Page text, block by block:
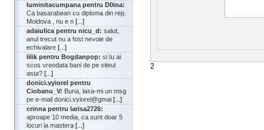
luminitacumpana pentru D0ina:
Ca basarabean cu diploma din rep.
Moldova , nu e n [...]
adaiulica pentru nicu_d: salut,
anul trecut nu a fost nevoie de
echivalare [...]
lilik pentru Bogdanpop: si tu ai
scos vreodata bani de pe siteul
asta? [...]
donici.vyiorel pentru
Ciobanu_V: Buna, lasa-mi un msg
pe e-mail donici.vyiorel@gmai [...]
crinna pentru larisa2726:
aproape 10 media, ca sunt doar 5
locuri la mastera [...]
2